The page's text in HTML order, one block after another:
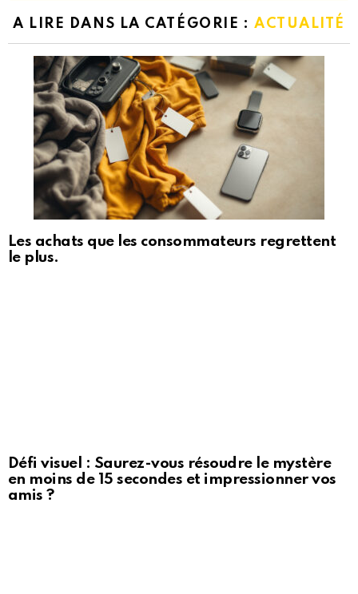
A LIRE DANS LA CATÉGORIE : ACTUALITÉ
Les achats que les consommateurs regrettent
le plus.
Défi visuel : Saurez-vous résoudre le mystère
en moins de 15 secondes et impressionner vos
amis ?